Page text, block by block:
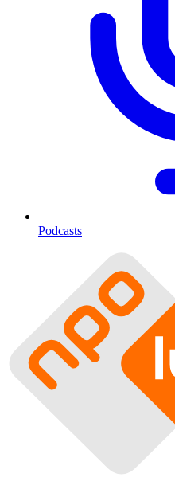
Podcasts